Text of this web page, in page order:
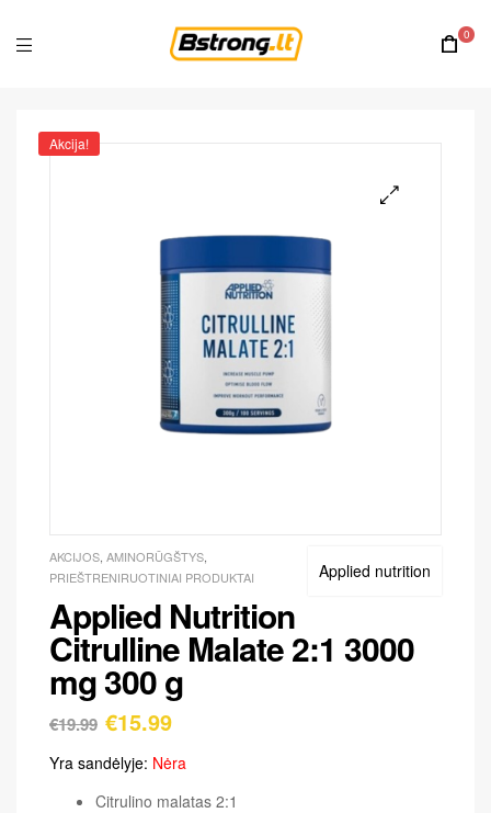
0
Akcija!
Applied nutrition
AKCIJOS AMINORŪGŠTYS
PRIEŠTRENIRUOTINIAI PRODUKTAI
Applied Nutrition
Citrulline Malate 2:1 3000
mg 300 g
€19.99 €15.99
Yra sandėlyje: Nėra
Citrulino malatas 2:1